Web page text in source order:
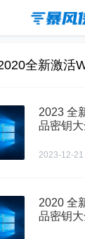
全新激活
2023 全
品密钥
2023-12-21
2020 全
品密钥